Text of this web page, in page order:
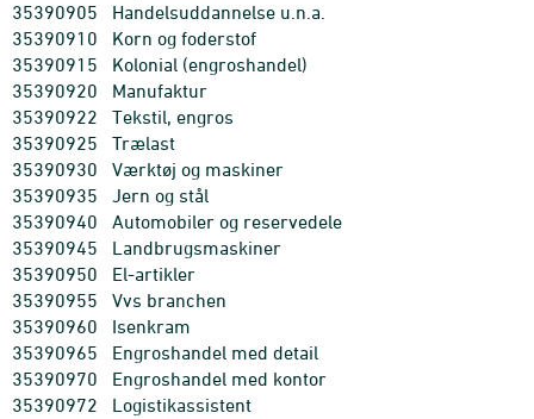
35390905
Handelsuddannelse u.n.a.
35390910
Korn og foderstof
35390915
Kolonial (engroshandel)
35390920
Manufaktur
35390922
Tekstil, engros
35390925
Trælast
35390930
Værktøj og maskiner
35390935
Jern og stål
35390940
Automobiler og reservedele
35390945
Landbrugsmaskiner
35390950
El-artikler
35390955
Vvs branchen
35390960
Isenkram
35390965
Engroshandel med detail
35390970
Engroshandel med kontor
35390972
Logistikassistent